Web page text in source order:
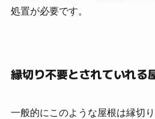
処置が必要です。
縁切り不要とされていれる
一般的にこのような屋根は縁切